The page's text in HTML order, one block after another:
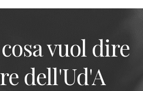
vuol dire
dell'Ud'A